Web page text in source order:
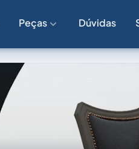
Peças Dúvidas